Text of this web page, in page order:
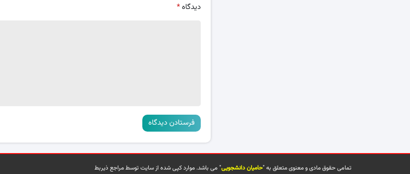
دیدگاه*
تمامی حقوق مادی و معنوی متعلق به "حامیان دانشجویی" می باشد. موارد کپی شده از سایت توسط مراجع ذیربط